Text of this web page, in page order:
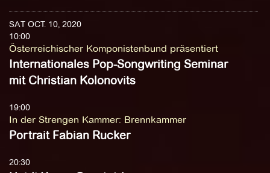
SAT OCT. 10, 2020
10:00
Österreichischer Komponistenbund präsentiert
Internationales Pop-Songwriting Seminar
mit Christian Kolonovits
19:00
In der Strengen Kammer: Brennkammer
Portrait Fabian Rucker
20:30